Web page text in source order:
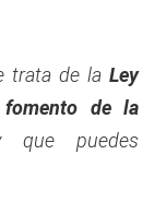
trata de la Ley
de la
puedes